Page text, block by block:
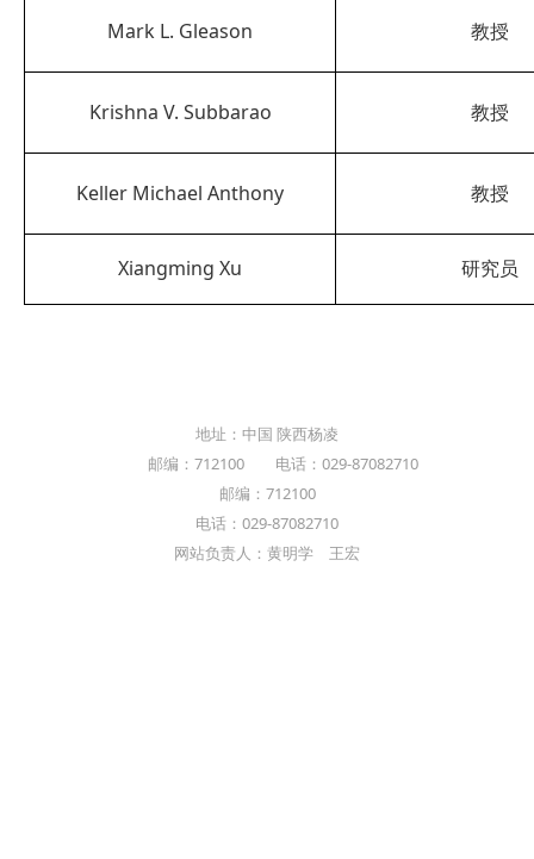
Mark L. Gleason 教授
Krishna V. Subbarao 教授
Keller Michael Anthony 教授
Xiangming Xu 研究员
地址：中国 陕西杨凌
邮编：712100 电话：029-87082710
邮编：712100
电话：029-87082710
网站负责人：黄明学 王宏